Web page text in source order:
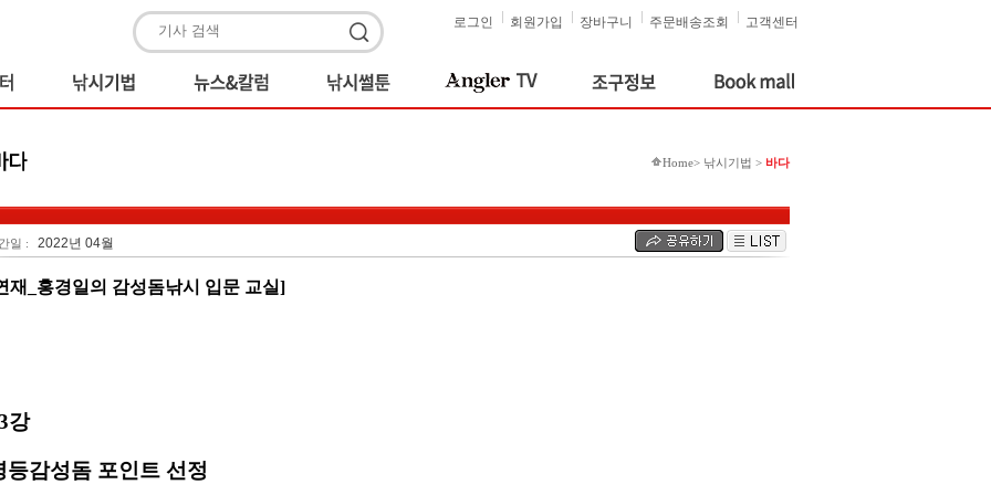
고객센터
주문배송조회
장바구니
회원가입
로그인
Home> 낚시기법 > 바다
일 : 2022년 04월